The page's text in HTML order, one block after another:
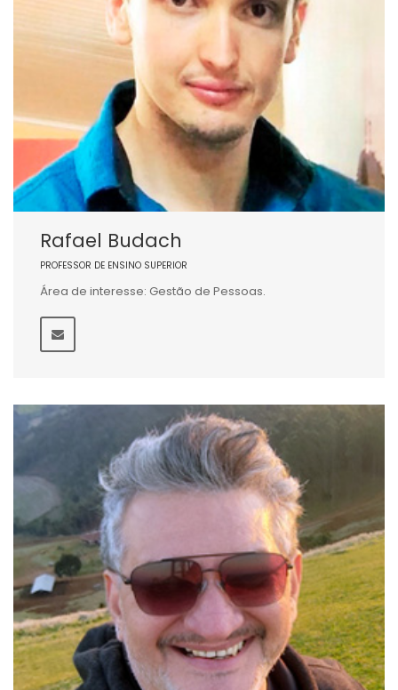
Rafael Budach
PROFESSOR DE ENSINO SUPERIOR
Área de interesse: Gestão de Pessoas.